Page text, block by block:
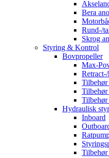
Bera
Rund-/
Skrog
Styring & Kontrol
Bovpropeller
Max-
Hydraulisk
Inboard